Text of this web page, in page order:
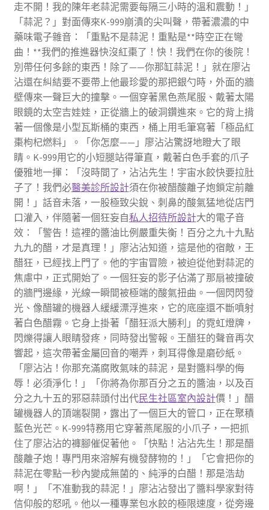
走不開！我的陳年老蒜泥需要每隔三小時的溫和震動！」
「蒜泥？」對面傳來K-999崩潰的尖叫聲，帶著濃濃的中
藥味電子雜音：「重點不是蒜泥！重點是**時空正在彎
曲！**我們的推進器快沒紅棗了！快！我們在你的後院！
別帶任何多餘的東西！除了——你那缸蒜泥！」就在廖沾
沾還在糾結要不要帶上他最珍愛的那把銀勺時，外面的牆
壁傳來一聲巨大的撞擊。一個穿著黑色燕尾服、戴著太陽
眼鏡的太空吉娃娃，正從牆上的破洞鑽進來。它的背上揹
著一個像是小型瓦斯桶的東西，桶上用毛筆寫著「極品紅
棗枸杞燃料」。「你怎麼——」廖沾沾驚訝地瞪大了眼
睛。K-999用它的小短腿站得筆直，戴著白色手套的爪子
優雅地一揮：「沒時間了，沾沾先生！宇宙水餃快要拉肚
子了！我們必醫美診所設計須在你被醋酸離子炮鎖定前離
開！」話音未落，一股極致尖銳、刺鼻的酸氣猛地從店門
口灌入，伴隨著一個狂妄自私人招待所設計大的電子音
效：「警告！這裡的醬油比例嚴重失衡！百分之九十九點
九九的醋，才是真理！」廖沾沾知道，這是他的宿敵，王
醋狂，已經找上門了。他的宇宙冒險，被迫從他對蒜泥的
焦慮中，正式開始了。一個狂妄的影子佔滿了那扇被撞破
的牆門邊緣，光線一瞬間被極端的酸氣扭曲。一個閃閃發
光、像醋罐的機器人緩緩漂浮進來，它的底座還不斷噴射
著白色醋霧。它身上掛著「醋狂派大勝利」的霓虹燈牌，
閃爍得讓人眼睛發疼，同時發出警報。王醋狂的聲音再次
響起，這次帶著金屬回音的嘲弄，刺耳得像是磨砂紙。
「廖沾沾！你那充滿腐敗氣味的蒜泥，是對醬料學的侮
辱！必須淨化！」「你將為你那百分之五的醬油，以及百
分之九十五的邪惡蒜頭付出代民生社區室內設計價！」醋
罐機器人的頂端裂開，露出了一個巨大的管口，正在聚積
藍色光芒。K-999特務用它穿著燕尾服的小爪子，一把抓
住了廖沾沾的褲腳催促著他。「快點！沾沾先生！那是醋
酸離子炮！專門用來溶解有機發酵物的！」「它會把你的
蒜泥在零點一秒內變成無菌的、純淨的白醋！那是浩劫
啊！」「不准動我的蒜泥！」廖沾沾發出了醬料學家對待
信仰般的怒吼。他以一種專業包水餃的極限速度，從旁邊